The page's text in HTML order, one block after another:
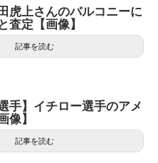
虎上さんのバルコニーに
査定【画像】
記事を読む
手】イチロー選手のアメ
像】
記事を読む